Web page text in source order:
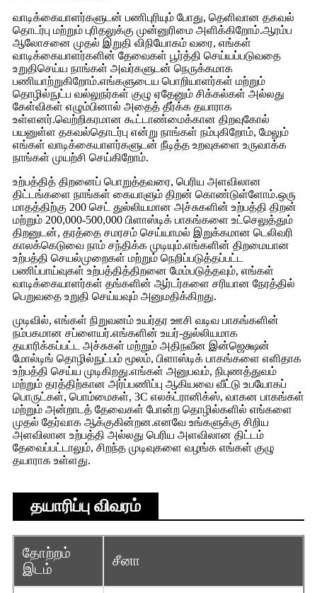
வாடிக்கையாளர்களுடன் பணிபுரியும் போது, ​​தெளிவான தகவல்
தொடர்பு மற்றும் புரிதலுக்கு முன்னுரிமை அளிக்கிறோம்.ஆரம்ப
ஆலோசனை முதல் இறுதி விநியோகம் வரை, எங்கள்
வாடிக்கையாளர்களின் தேவைகள் பூர்த்தி செய்யப்படுவதை
உறுதிசெய்ய நாங்கள் அவர்களுடன் நெருக்கமாக
பணியாற்றுகிறோம்.எங்களுடைய பொறியாளர்கள் மற்றும்
தொழில்நுட்ப வல்லுநர்கள் குழு ஏதேனும் சிக்கல்கள் அல்லது
கேள்விகள் எழும்பினால் அதைத் தீர்க்க தயாராக
உள்ளனர்.வெற்றிகரமான கூட்டாண்மைக்கான திறவுகோல்
பயனுள்ள தகவல்தொடர்பு என்று நாங்கள் நம்புகிறோம், மேலும்
எங்கள் வாடிக்கையாளர்களுடன் நீடித்த உறவுகளை உருவாக்க
நாங்கள் முயற்சி செய்கிறோம்.
உற்பத்தித் திறனைப் பொறுத்தவரை, பெரிய அளவிலான
திட்டங்களை நாங்கள் கையாளும் திறன் கொண்டுள்ளோம்.ஒரு
மாதத்திற்கு 200 செட் துல்லியமான அச்சுகளின் உற்பத்தி திறன்
மற்றும் 200,000-500,000 பிளாஸ்டிக் பாகங்களை உட்செலுத்தும்
திறனுடன், தரத்தை சமரசம் செய்யாமல் இறுக்கமான டெலிவரி
காலக்கெடுவை நாம் சந்திக்க முடியும்.எங்களின் திறமையான
உற்பத்தி செயல்முறைகள் மற்றும் நெறிப்படுத்தப்பட்ட
பணிப்பாய்வுகள் உற்பத்தித்திறனை மேம்படுத்தவும், எங்கள்
வாடிக்கையாளர்கள் தங்களின் ஆர்டர்களை சரியான நேரத்தில்
பெறுவதை உறுதி செய்யவும் அனுமதிக்கிறது.
முடிவில், எங்கள் நிறுவனம் உயர்தர ஊசி வடிவ பாகங்களின்
நம்பகமான சப்ளையர்.எங்களின் உயர்-துல்லியமாக
தயாரிக்கப்பட்ட அச்சுகள் மற்றும் அதிநவீன இன்ஜெக்ஷன்
மோல்டிங் தொழில்நுட்பம் மூலம், பிளாஸ்டிக் பாகங்களை எளிதாக
உற்பத்தி செய்ய முடிகிறது.எங்கள் அனுபவம், நிபுணத்துவம்
மற்றும் தரத்திற்கான அர்ப்பணிப்பு ஆகியவை வீட்டு உபயோகப்
பொருட்கள், பொம்மைகள், 3C எலக்ட்ரானிக்ஸ், வாகன பாகங்கள்
மற்றும் அன்றாடத் தேவைகள் போன்ற தொழில்களில் எங்களை
முதல் தேர்வாக ஆக்குகின்றன.எனவே உங்களுக்கு சிறிய
அளவிலான உற்பத்தி அல்லது பெரிய அளவிலான திட்டம்
தேவைப்பட்டாலும், சிறந்த முடிவுகளை வழங்க எங்கள் குழு
தயாராக உள்ளது.
தயாரிப்பு விவரம்
தோற்றம்
இடம்
சீனா